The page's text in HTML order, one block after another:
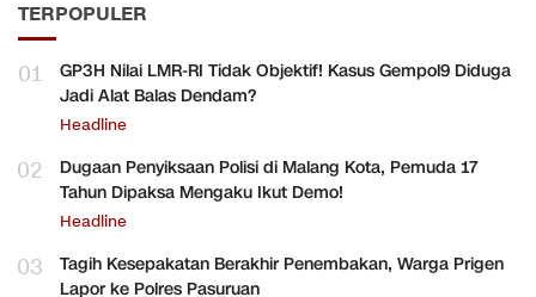
TERPOPULER
01
GP3H Nilai LMR-RI Tidak Objektif! Kasus Gempol9 Diduga
Jadi Alat Balas Dendam?
Headline
02
Dugaan Penyiksaan Polisi di Malang Kota, Pemuda 17
Tahun Dipaksa Mengaku Ikut Demo!
Headline
03
Tagih Kesepakatan Berakhir Penembakan, Warga Prigen
Lapor ke Polres Pasuruan